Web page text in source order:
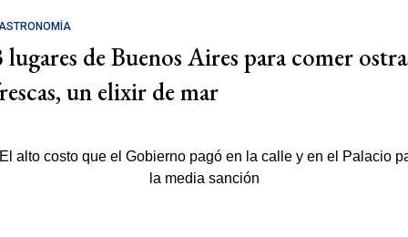
lugares de Buenos Aires para comer
un elixir de mar